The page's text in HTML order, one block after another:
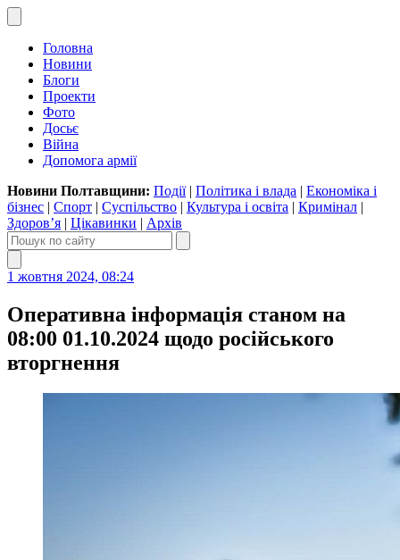
Головна
Новини
Блоги
Проекти
Фото
Досьє
Війна
Допомога армії
Новини Полтавщини: Події| Політика і влада | Економіка і
бізнес | Спорт | Суспільство | Культура і освіта | Кримінал |
Здоров’я | Цікавинки | Архів
1 жовтня 2024, 08:24
Оперативна інформація станом на
08:00 01.10.2024 щодо російського
вторгнення